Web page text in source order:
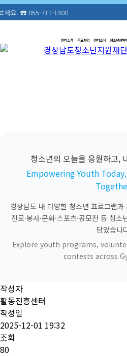
1300
센터소개 주요사업 센터소식 청소년정책
청소년의 오늘을 응원하고,
Empowering Youth
경상남도 내 다양한 청소년 프로그램
진로·봉사·문화·스포츠·공모전 등 청
담았습니
Explore youth programs,
contests across
작성자
활동진흥센터
작성일
2025-12-01 19:32
조회
80